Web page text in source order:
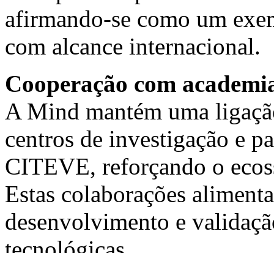
afirmando-se como um
com alcance internacional.
Cooperação com
A Mind mantém uma
centros de investigação e
CITEVE, reforçando o
Estas colaborações
desenvolvimento e